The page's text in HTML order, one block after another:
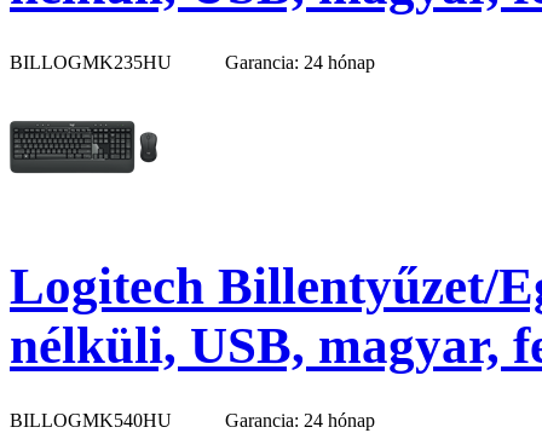
BILLOGMK235HU Garancia: 24 hónap
Logitech Billentyűzet/
nélküli, USB, magyar,
BILLOGMK540HU Garancia: 24 hónap